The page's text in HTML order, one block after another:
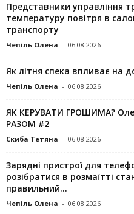
Представники управління
температуру повітря в
транспорту
Чепіль Олена - 06.08.2026
Як літня спека впливає на
Чепіль Олена - 06.08.2026
ЯК КЕРУВАТИ ГРОШИМА?
РАЗОМ #2
Скиба Тетяна - 06.08.2026
Зарядні пристрої для
розібратися в розмаїтті
правильний...
Чепіль Олена - 06.08.2026